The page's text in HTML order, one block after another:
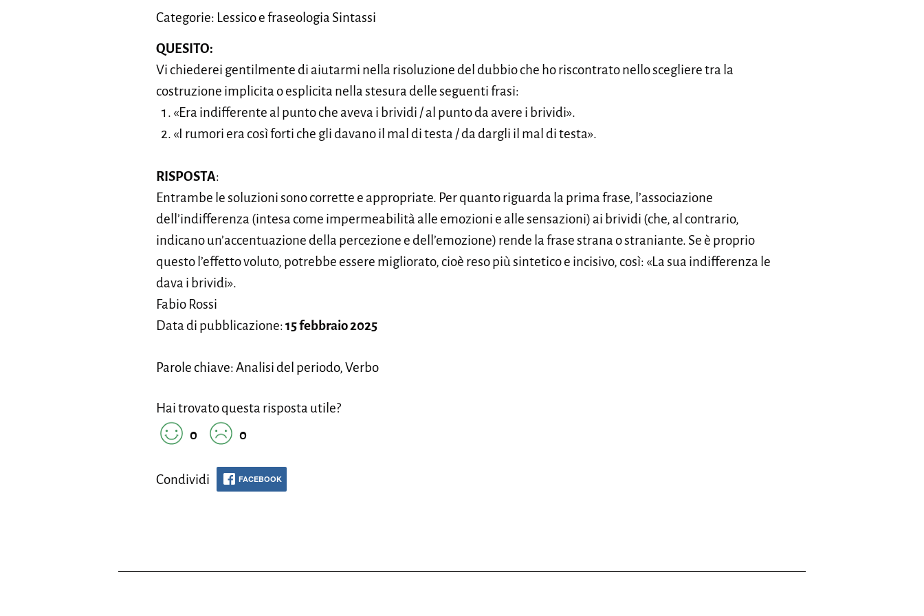
Categorie: Lessico e fraseologia Sintassi
QUESITO:
Vi chiederei gentilmente di aiutarmi nella risoluzione del dubbio che ho riscontrato nello scegliere tra la
costruzione implicita o esplicita nella stesura delle seguenti frasi:
«Era indifferente al punto che aveva i brividi / al punto da avere i brividi».
«I rumori era così forti che gli davano il mal di testa / da dargli il mal di testa».
RISPOSTA:
Entrambe le soluzioni sono corrette e appropriate. Per quanto riguarda la prima frase, l’associazione
dell’indifferenza (intesa come impermeabilità alle emozioni e alle sensazioni) ai brividi (che, al contrario,
indicano un’accentuazione della percezione e dell’emozione) rende la frase strana o straniante. Se è proprio
questo l’effetto voluto, potrebbe essere migliorato, cioè reso più sintetico e incisivo, così: «La sua indifferenza le
dava i brividi».
Fabio Rossi
Data di pubblicazione:15 febbraio 2025
Parole chiave: Analisi del periodo, Verbo
Hai trovato questa risposta utile?
0
0
Condividi FACEBOOK